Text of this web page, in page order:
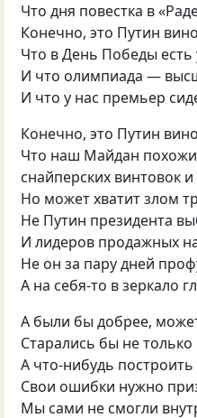
Что дня повестка в
Конечно, это Путин
Что в День Победы есть
И что олимпиада —
И что у нас премьер
Конечно, это Путин
Что наш Майдан
снайперских винтовок
Но может хватит злом
Не Путин президента
И лидеров продажных
Не он за пару дней
А на себя-то в зеркало
А были бы добрее,
Старались бы не только
А что-нибудь
Свои ошибки нужно
Мы сами не смогли